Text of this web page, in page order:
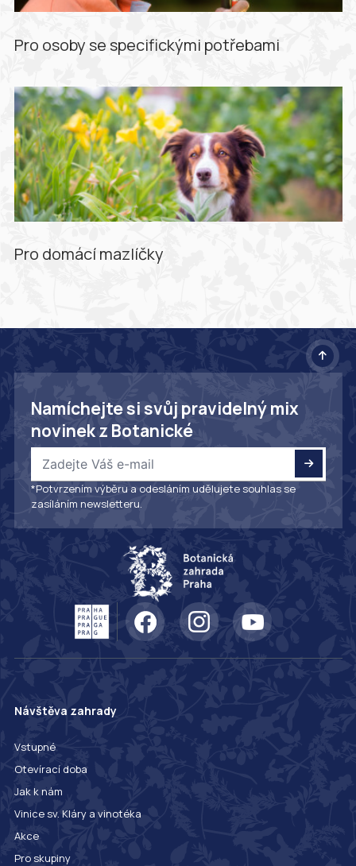
Pro osoby se specifickými potřebami
Pro domácí mazlíčky
Namíchejte si svůj pravidelný mix
novinek z Botanické
*Potvrzením výběru a odesláním udělujete souhlas se
zasíláním newsletteru.
Návštěva zahrady
Vstupné
Otevírací doba
Jak k nám
Vinice sv. Kláry a vinotéka
Akce
Pro skupiny